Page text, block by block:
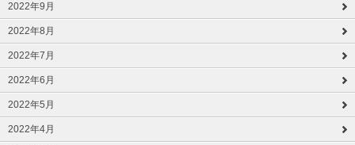
2022年9月
2022年8月
2022年7月
2022年6月
2022年5月
2022年4月